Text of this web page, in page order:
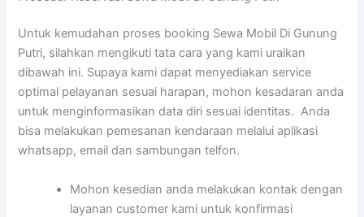
Untuk kemudahan proses booking Sewa Mobil Di Gunung
Putri, silahkan mengikuti tata cara yang kami uraikan
dibawah ini. Supaya kami dapat menyediakan service
optimal pelayanan sesuai harapan, mohon kesadaran anda
untuk menginformasikan data diri sesuai identitas. Anda
bisa melakukan pemesanan kendaraan melalui aplikasi
whatsapp, email dan sambungan telfon.
Mohon kesedian anda melakukan kontak dengan
layanan customer kami untuk konfirmasi